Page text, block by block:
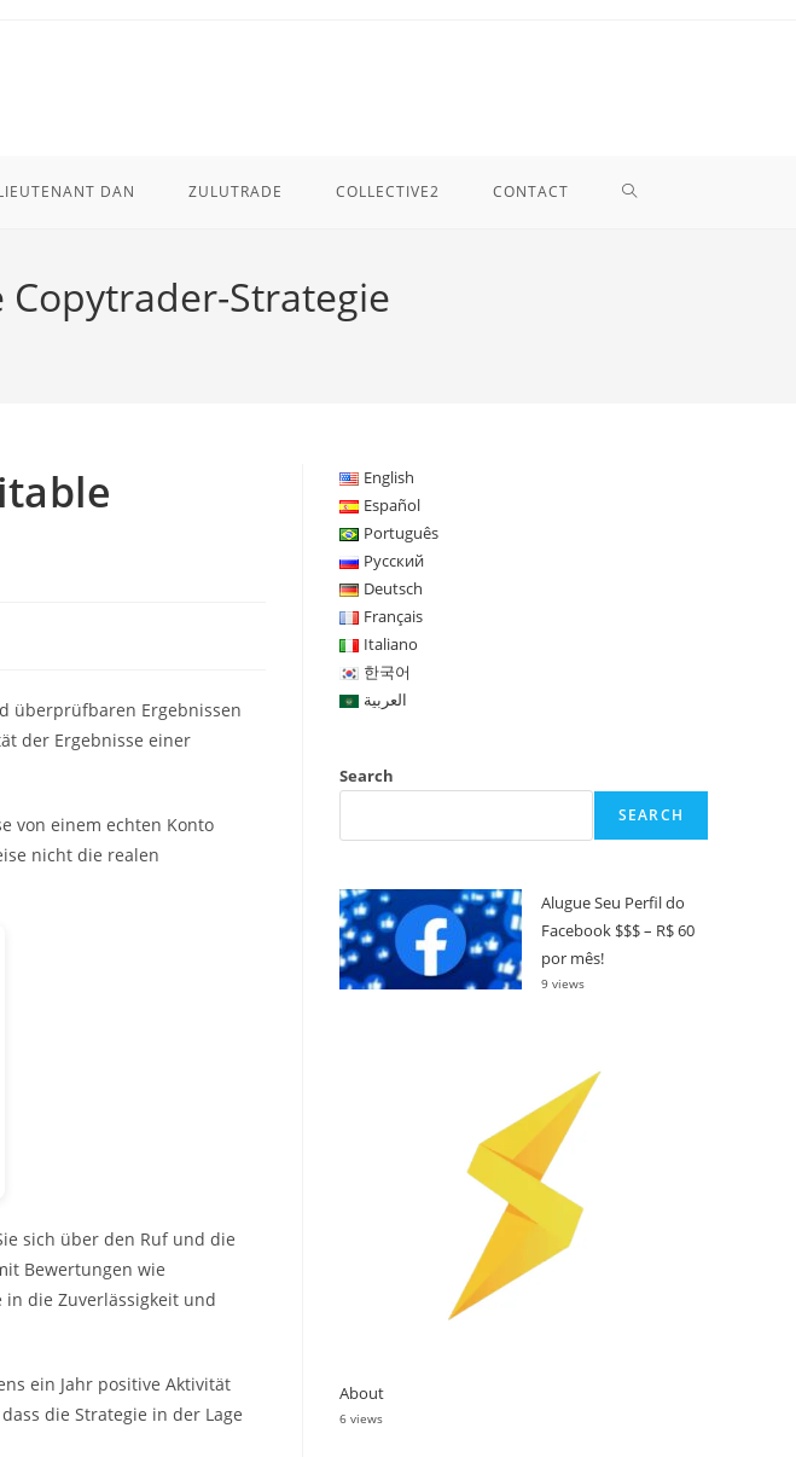
DAN ZULUTRADE COLLECTIVE2 CONTACT TOGGLE
Strategie
überprüfbaren Ergebnissen
der Ergebnisse einer
von einem echten Konto
nicht die realen
sich über den Ruf und die
Bewertungen wie
die Zuverlässigkeit und
ein Jahr positive Aktivität
die Strategie in der Lage
English
Español
Português
Русский
Deutsch
Français
Italiano
한국어
العربية
Search
SEARCH
Alugue Seu Perfil do
Facebook $$$ – R$ 60
por mês!
9 views
About
6 views